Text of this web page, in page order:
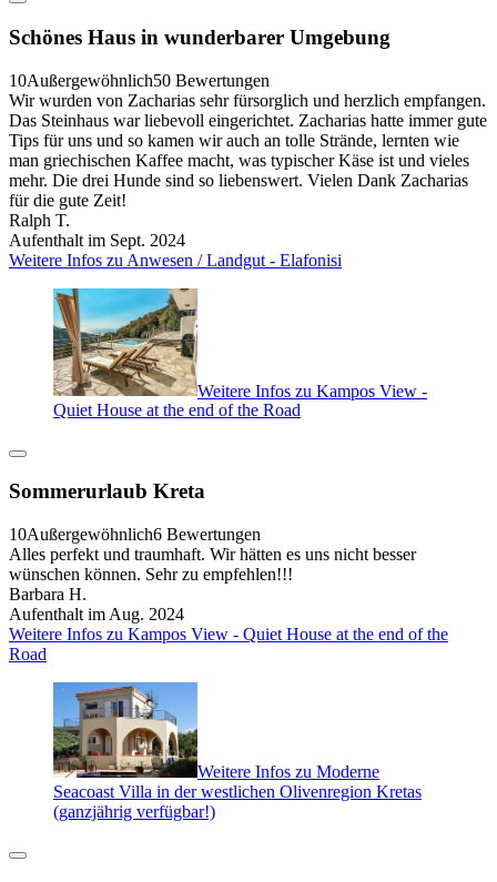
Schönes Haus in wunderbarer Umgebung
10Außergewöhnlich50 Bewertungen
Wir wurden von Zacharias sehr fürsorglich und herzlich empfangen.
Das Steinhaus war liebevoll eingerichtet. Zacharias hatte immer gute
Tips für uns und so kamen wir auch an tolle Strände, lernten wie
man griechischen Kaffee macht, was typischer Käse ist und vieles
mehr. Die drei Hunde sind so liebenswert. Vielen Dank Zacharias
für die gute Zeit!
Ralph T.
Aufenthalt im Sept. 2024
Weitere Infos zu Anwesen / Landgut - Elafonisi
Weitere Infos zu Kampos View -
Quiet House at the end of the Road
Sommerurlaub Kreta
10Außergewöhnlich6 Bewertungen
Alles perfekt und traumhaft. Wir hätten es uns nicht besser
wünschen können. Sehr zu empfehlen!!!
Barbara H.
Aufenthalt im Aug. 2024
Weitere Infos zu Kampos View - Quiet House at the end of the
Road
Weitere Infos zu Moderne
Seacoast Villa in der westlichen Olivenregion Kretas
(ganzjährig verfügbar!)